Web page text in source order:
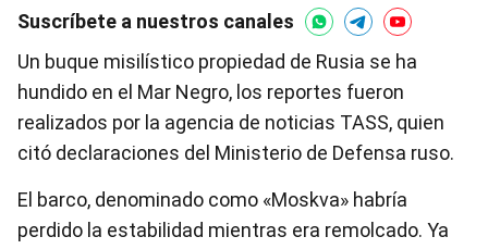
Suscríbete a nuestros canales
Un buque misilístico propiedad de Rusia se ha
hundido en el Mar Negro, los reportes fueron
realizados por la agencia de noticias TASS, quien
citó declaraciones del Ministerio de Defensa ruso.
El barco, denominado como «Moskva» habría
perdido la estabilidad mientras era remolcado. Ya